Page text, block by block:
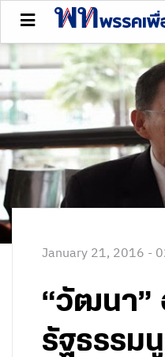
January 21, 2016 -
“วัฒนา”
รัฐธรรม